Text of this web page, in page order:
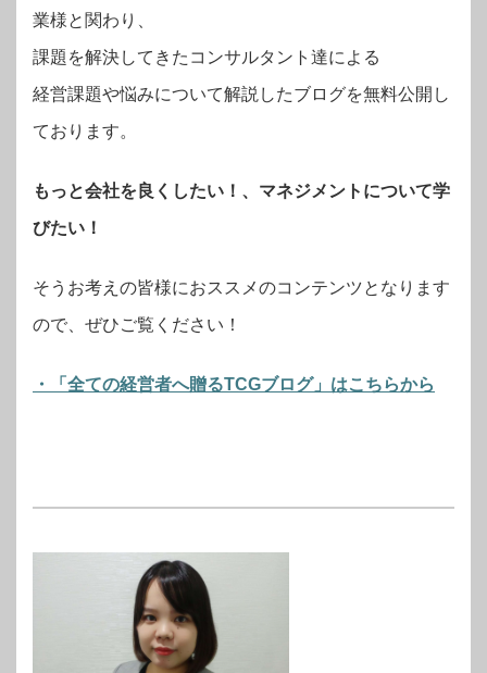
業様と関わり、
課題を解決してきたコンサルタント達による
経営課題や悩みについて解説したブログを無料公開し
ております。
もっと会社を良くしたい！、マネジメントについて学
びたい！
そうお考えの皆様におススメのコンテンツとなります
ので、ぜひご覧ください！
・「全ての経営者へ贈るTCGブログ」はこちらから